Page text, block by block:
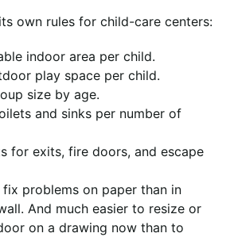
own rules for child-care centers:
indoor area per child.
play space per child.
size by age.
and sinks per number of
for exits, fire doors, and escape
fix problems on paper than in
And much easier to resize or
on a drawing now than to